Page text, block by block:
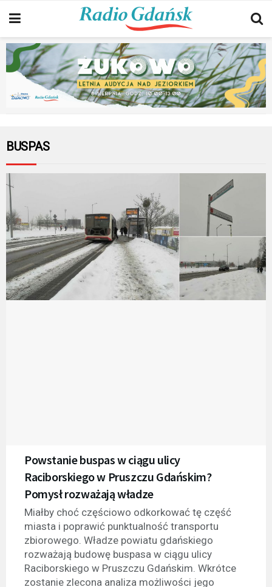
BUSPAS
Powstanie buspas w ciągu ulicy
Raciborskiego w Pruszczu Gdańskim?
Pomysł rozważają władze
Miałby choć częściowo odkorkować tę część
miasta i poprawić punktualność transportu
zbiorowego. Władze powiatu gdańskiego
rozważają budowę buspasa w ciągu ulicy
Raciborskiego w Pruszczu Gdańskim. Wkrótce
zostanie zlecona analiza możliwości jego